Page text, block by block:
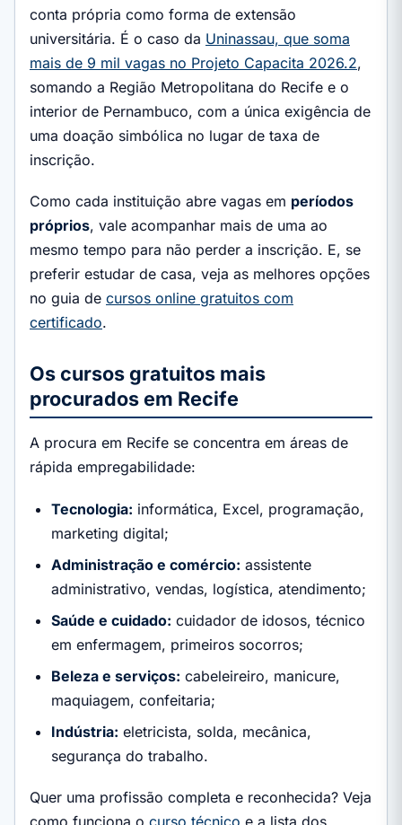
conta própria como forma de extensão
universitária. É o caso da Uninassau, que soma
mais de 9 mil vagas no Projeto Capacita 2026.2,
somando a Região Metropolitana do Recife e o
interior de Pernambuco, com a única exigência de
uma doação simbólica no lugar de taxa de
inscrição.
Como cada instituição abre vagas em períodos
próprios, vale acompanhar mais de uma ao
mesmo tempo para não perder a inscrição. E, se
preferir estudar de casa, veja as melhores opções
no guia de cursos online gratuitos com
certificado.
Os cursos gratuitos mais
procurados em Recife
A procura em Recife se concentra em áreas de
rápida empregabilidade:
Tecnologia: informática, Excel, programação,
marketing digital;
Administração e comércio: assistente
administrativo, vendas, logística, atendimento;
Saúde e cuidado: cuidador de idosos, técnico
em enfermagem, primeiros socorros;
Beleza e serviços: cabeleireiro, manicure,
maquiagem, confeitaria;
Indústria: eletricista, solda, mecânica,
segurança do trabalho.
Quer uma profissão completa e reconhecida? Veja
como funciona o curso técnico e a lista dos